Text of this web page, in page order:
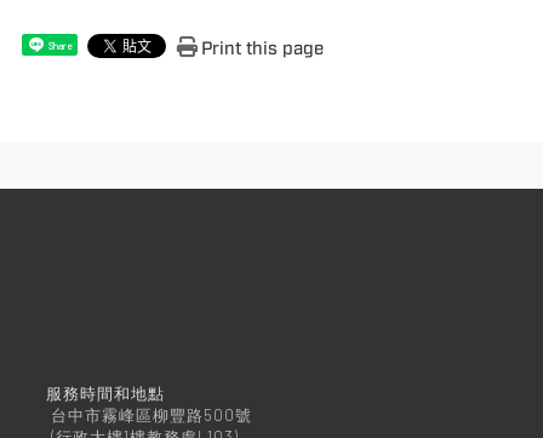
Share Print this page
服務時間和地點
台中市霧峰區柳豐路500號